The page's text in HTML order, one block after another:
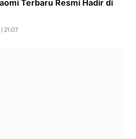
Terbaru Resmi Hadir di
21:07